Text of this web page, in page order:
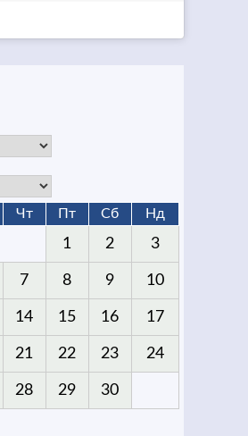
Чт Пт Сб Нд
1 2 3
7 8 9 10
14 15 16 17
21 22 23 24
28 29 30